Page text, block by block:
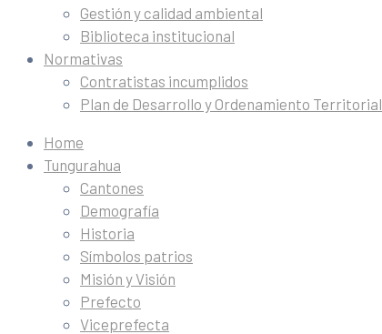
Gestión y calidad ambiental
Biblioteca institucional
Normativas
Contratistas incumplidos
Plan de Desarrollo y Ordenamiento Territorial
Home
Tungurahua
Cantones
Demografía
Historia
Símbolos patrios
Misión y Visión
Prefecto
Viceprefecta